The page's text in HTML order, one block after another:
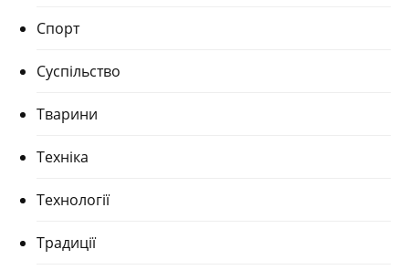
Спорт
Суспільство
Тварини
Техніка
Технології
Традиції